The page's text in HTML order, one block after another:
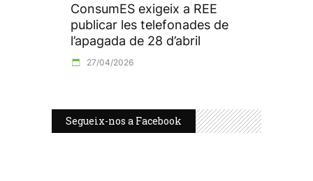
ConsumES exigeix a REE
publicar les telefonades de
l’apagada de 28 d’abril
27/04/2026
Segueix-nos a Facebook